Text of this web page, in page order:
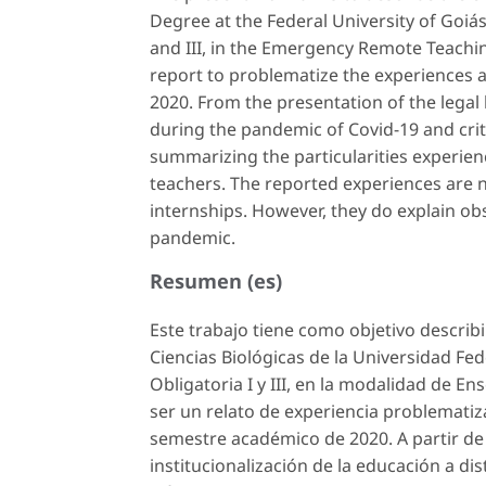
Degree at the Federal University of
and III, in the Emergency Remote
report to problematize the experiences
2020. From the presentation of the
during the pandemic of Covid-19 and
summarizing the particularities
teachers. The reported experiences
internships. However, they do explain
pandemic.
Resumen (es)
Este trabajo tiene como objetivo
Ciencias Biológicas de la Universidad
Obligatoria I y III, en la modalidad de
ser un relato de experiencia
semestre académico de 2020. A partir
institucionalización de la educación a